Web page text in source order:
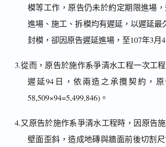
模等工作，原告仍未於約定期限進場
進場、施工、拆模均有遲延，以遲延
封模，卻因原告遲延進場，至107年3月
3.從而，原告於施作系爭清水工程一次工
遲延94日，依兩造之承攬契約，原
58,509×94=5,499,846)。
4.又原告於施作系爭清水工程時，因原告
壁面歪斜，造成地磚與牆面前後切割